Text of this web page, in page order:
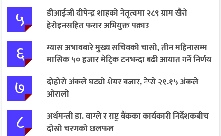
५
डीआईजी दीपेन्द्र शाहको नेतृत्वमा २८९ ग्राम खैरो
हेरोइनसहित फरार अभियुक्त पक्राउ
६
ग्यास अभावबारे मुख्य सचिवको चासो, तीन महिनासम्म
मासिक ५० हजार मेट्रिक टनभन्दा बढी आयात गर्ने निर्णय
७
दोहोरो अंकले घट्यो शेयर बजार, नेप्से २१.१५ अंकले
ओरालो
८
अर्थमन्त्री डा. वाग्ले र राष्ट्र बैंकका कार्यकारी निर्देशकबीच
दोस्रो चरणको छलफल